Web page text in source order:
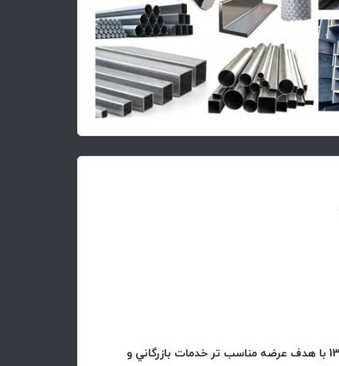
شركت حامي تجارت قائم در سال 1389 با هدف عرضه مناسب تر خدمات بازرگاني و